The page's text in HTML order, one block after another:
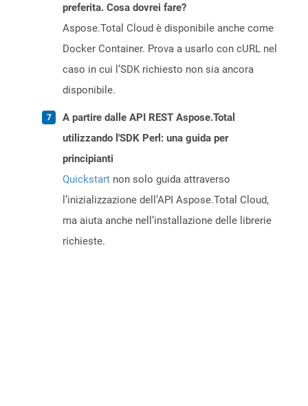
preferita. Cosa dovrei fare?
Aspose.Total Cloud è disponibile anche come
Docker Container. Prova a usarlo con cURL nel
caso in cui l’SDK richiesto non sia ancora
disponibile.
A partire dalle API REST Aspose.Total
utilizzando l'SDK Perl: una guida per
principianti
Quickstart non solo guida attraverso
l’inizializzazione dell’API Aspose.Total Cloud,
ma aiuta anche nell’installazione delle librerie
richieste.